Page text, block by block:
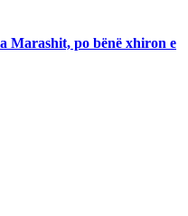
Marashit, po bënë xhiron e